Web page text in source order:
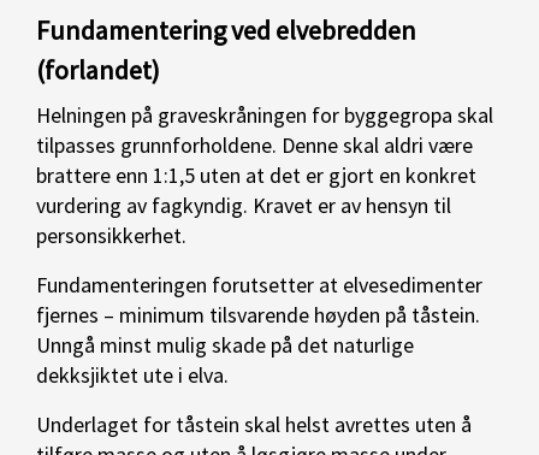
Fundamentering ved elvebredden
(forlandet)
Helningen på graveskråningen for byggegropa skal
tilpasses grunnforholdene. Denne skal aldri være
brattere enn 1:1,5 uten at det er gjort en konkret
vurdering av fagkyndig. Kravet er av hensyn til
personsikkerhet.
Fundamenteringen forutsetter at elvesedimenter
fjernes – minimum tilsvarende høyden på tåstein.
Unngå minst mulig skade på det naturlige
dekksjiktet ute i elva.
Underlaget for tåstein skal helst avrettes uten å